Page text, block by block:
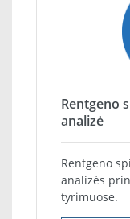
Rentgeno
analizė
Rentgeno
analizės
tyrimuose.